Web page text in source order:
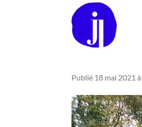
Publié 18 mai 2021 à